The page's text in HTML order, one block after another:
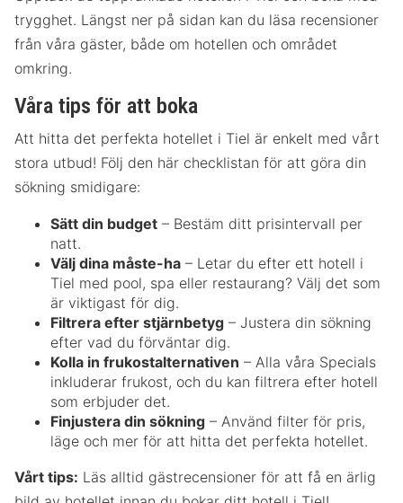
trygghet. Längst ner på sidan kan du läsa recensioner
från våra gäster, både om hotellen och området
omkring.
Våra tips för att boka
Att hitta det perfekta hotellet i Tiel är enkelt med vårt
stora utbud! Följ den här checklistan för att göra din
sökning smidigare:
Sätt din budget – Bestäm ditt prisintervall per
natt.
Välj dina måste-ha – Letar du efter ett hotell i
Tiel med pool, spa eller restaurang? Välj det som
är viktigast för dig.
Filtrera efter stjärnbetyg – Justera din sökning
efter vad du förväntar dig.
Kolla in frukostalternativen – Alla våra Specials
inkluderar frukost, och du kan filtrera efter hotell
som erbjuder det.
Finjustera din sökning – Använd filter för pris,
läge och mer för att hitta det perfekta hotellet.
Vårt tips: Läs alltid gästrecensioner för att få en ärlig